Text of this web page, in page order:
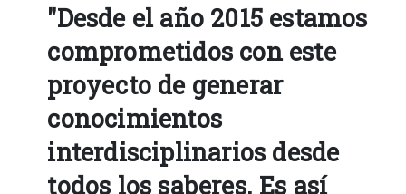
"Desde el año 2015 estamos
comprometidos con este
proyecto de generar
conocimientos
interdisciplinarios desde
todos los saberes. Es así